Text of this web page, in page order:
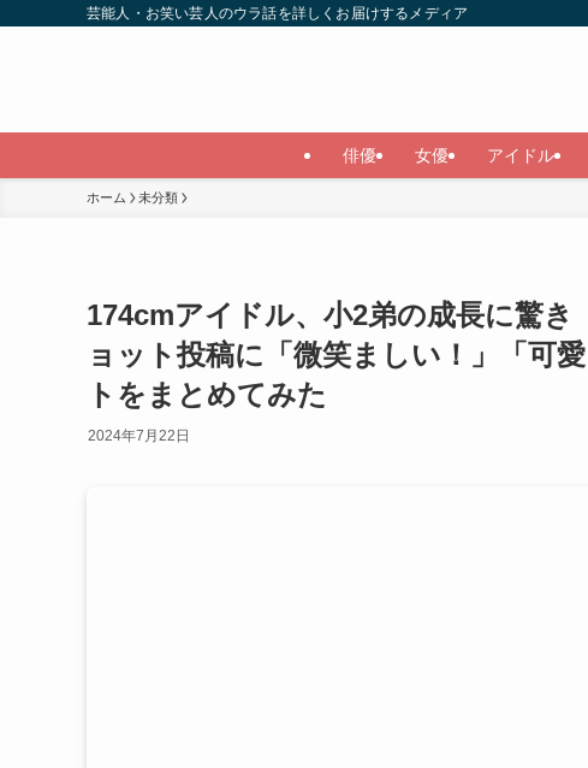
芸能人・お笑い芸人のウラ話を詳しくお届けするメディア
俳優 女優 アイドル
ホーム 未分類
174cmアイドル、小2弟の成長に驚
ョット投稿に「微笑ましい！」「可
トをまとめてみた
2024年7月22日